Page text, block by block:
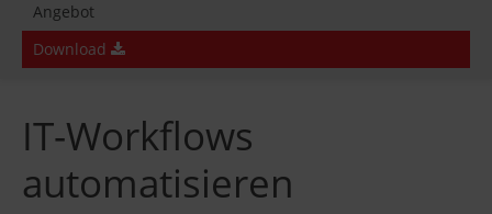
Angebot
Download
IT-Workflows
automatisieren